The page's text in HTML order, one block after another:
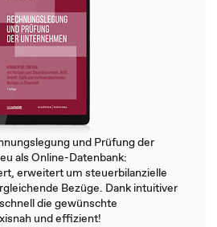
und Prüfung der
als Online-Datenbank:
erweitert um steuerbilanzielle
Bezüge. Dank intuitiver
die gewünschte
und effizient!